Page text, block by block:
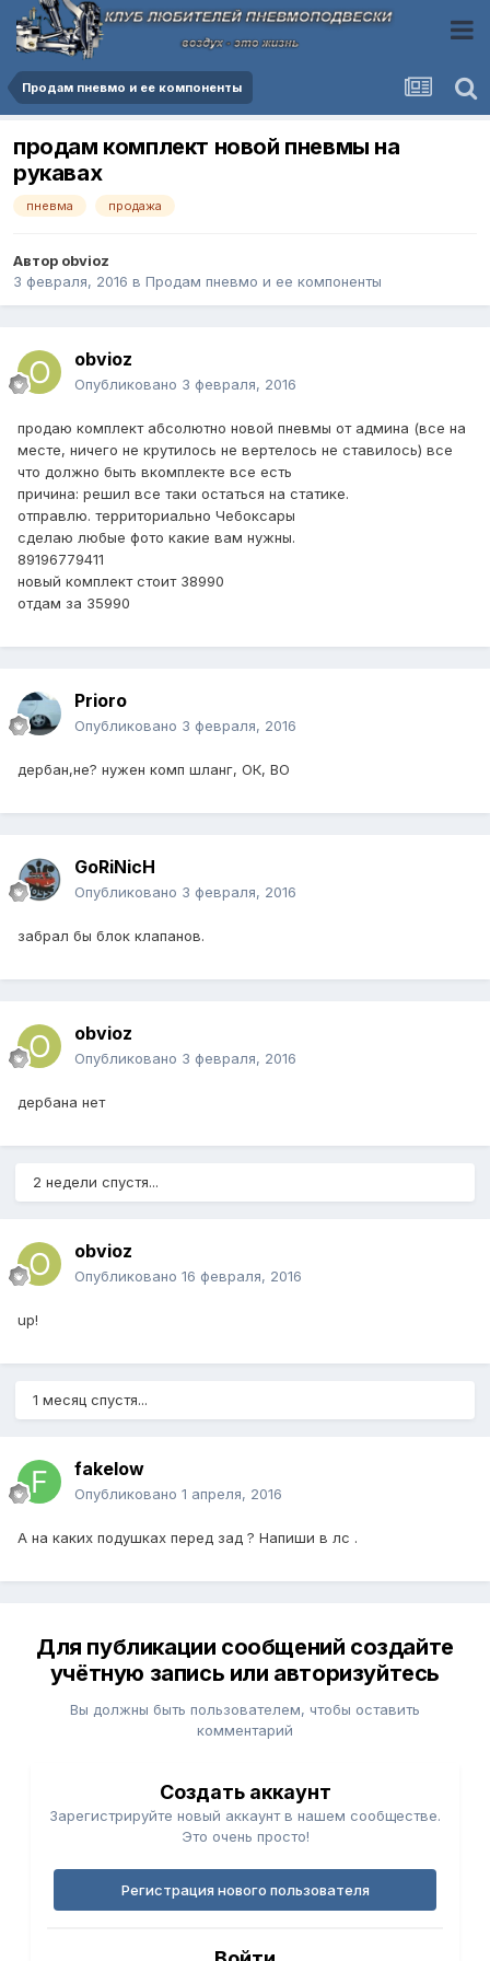
Продам пневмо и ее компоненты
продам комплект новой пневмы на
рукавах
пневма продажа
Автор obvioz
3 февраля, 2016 в Продам пневмо и ее компоненты
obvioz
Опубликовано 3 февраля, 2016
продаю комплект абсолютно новой пневмы от админа (все на
месте, ничего не крутилось не вертелось не ставилось) все
что должно быть вкомплекте все есть
причина: решил все таки остаться на статике.
отправлю. территориально Чебоксары
сделаю любые фото какие вам нужны.
89196779411
новый комплект стоит 38990
отдам за 35990
Prioro
Опубликовано 3 февраля, 2016
дербан,не? нужен комп шланг, ОК, ВО
GoRiNicH
Опубликовано 3 февраля, 2016
забрал бы блок клапанов.
obvioz
Опубликовано 3 февраля, 2016
дербана нет
2 недели спустя...
obvioz
Опубликовано 16 февраля, 2016
up!
1 месяц спустя...
fakelow
Опубликовано 1 апреля, 2016
А на каких подушках перед зад ? Напиши в лс .
Для публикации сообщений создайте
учётную запись или авторизуйтесь
Вы должны быть пользователем, чтобы оставить
комментарий
Создать аккаунт
Зарегистрируйте новый аккаунт в нашем сообществе.
Это очень просто!
Регистрация нового пользователя